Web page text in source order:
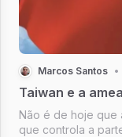
Marcos Santos •
Taiwan e a
Não é de hoje que
que controla a